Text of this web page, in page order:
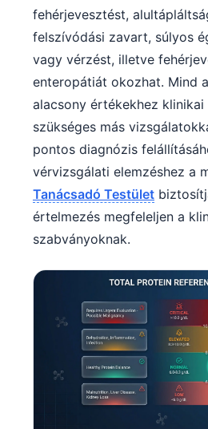
fehérjevesztést,
felszívódási zavart, súlyos
vagy vérzést, illetve
enteropátiát okozhat. Mind
alacsony értékekhez
szükséges más
pontos diagnózis
vérvizsgálati elemzéshez a
Tanácsadó Testület
értelmezés megfeleljen a
szabványoknak.